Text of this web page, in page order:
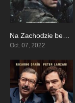
7.9
Oct. 07, 2022